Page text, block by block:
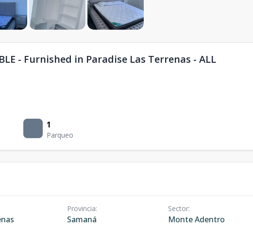
- Furnished in Paradise Las Terrenas - ALL
1
Parqueo
Provincia:
Samaná
Sector:
Monte Adentro